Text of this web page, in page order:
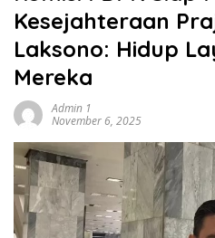
Kesejahteraan
Laksono: Hidup
Mereka
Admin 1
November 6, 2025